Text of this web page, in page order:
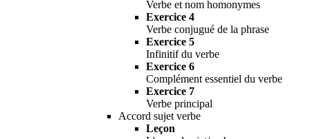
Verbe et nom homonymes
Exercice 4
Verbe conjugué de la phrase
Exercice 5
Infinitif du verbe
Exercice 6
Complément essentiel du verbe
Exercice 7
Verbe principal
Accord sujet verbe
Leçon